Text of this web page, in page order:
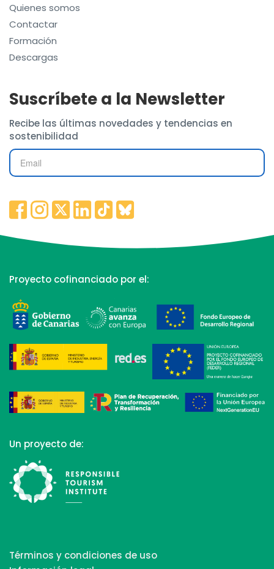
Quienes somos
Contactar
Formación
Descargas
Suscríbete a la Newsletter
Recibe las últimas novedades y tendencias en
sostenibilidad
Proyecto cofinanciado por el:
Un proyecto de:
Términos y condiciones de uso